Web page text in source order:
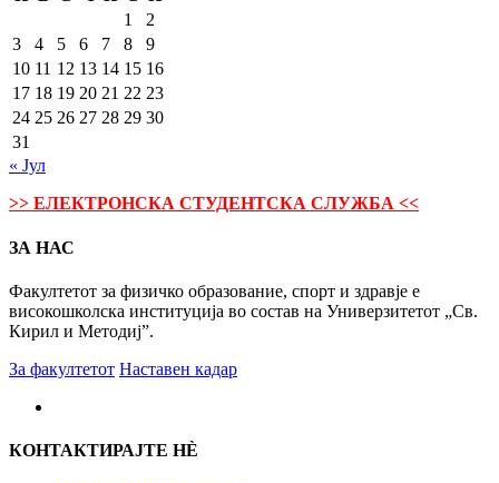
1
2
3
4 5 6 7 8
9
10 11 12 13 14 15 16
17 18 19 20 21 22 23
24 25 26 27 28 29 30
31
« Јул
>> ЕЛЕКТРОНСКА СТУДЕНТСКА СЛУЖБА <<
ЗА НАС
Факултетот за физичко образование, спорт и здравје е
високошколска институција во состав на Универзитетот „Св.
Кирил и Методиј”.
За факултетот Наставен кадар
КОНТАКТИРАЈТЕ НÈ